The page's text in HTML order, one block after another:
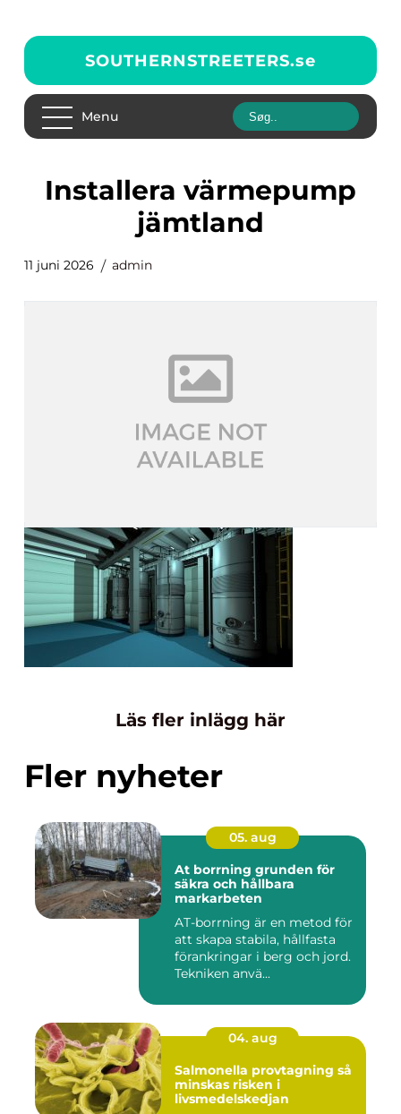
SOUTHERNSTREETERS.se
Menu
installera värmepump
jämtland
11 juni 2026 admin
Läs fler inlägg här
Fler nyheter
05. aug
At borrning grunden för
säkra och hållbara
markarbeten
AT-borrning är en metod för
att skapa stabila, hållfasta
förankringar i berg och jord.
Tekniken anvä...
04. aug
Salmonella provtagning så
minskas risken i
livsmedelskedjan